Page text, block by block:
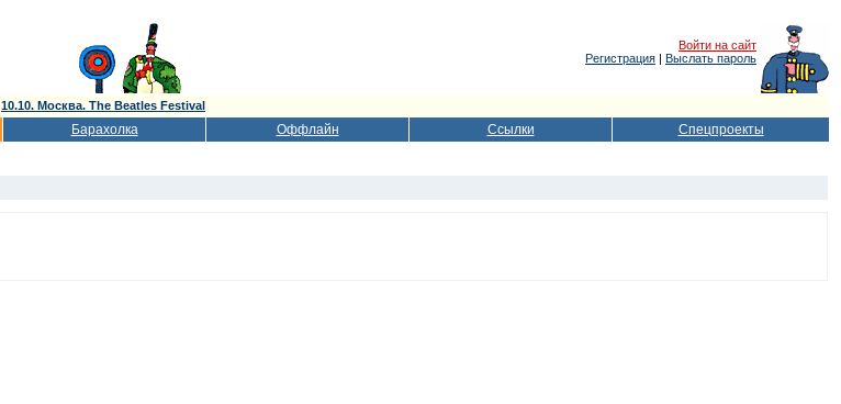
Войти на сайт
Регистрация | Выслать пароль
10.10. Москва. The Beatles Festival
Барахолка Оффлайн Ссылки Спецпроекты